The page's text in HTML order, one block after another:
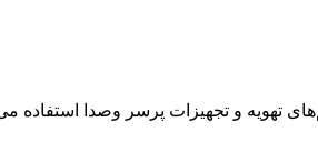
تهویه و تجهیزات پرسر وصدا استفاده